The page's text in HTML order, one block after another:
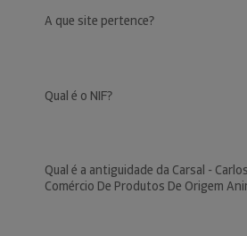
A que site pertence?
Qual é o NIF?
Qual é a antiguidade da Carsal -
Comércio De Produtos De Origem